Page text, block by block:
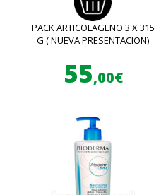
PACK ARTICOLAGENO 3 X 315
G ( NUEVA PRESENTACION)
55,00€